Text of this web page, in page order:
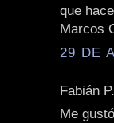
que
Marcos
29 DE
Fabián
Me